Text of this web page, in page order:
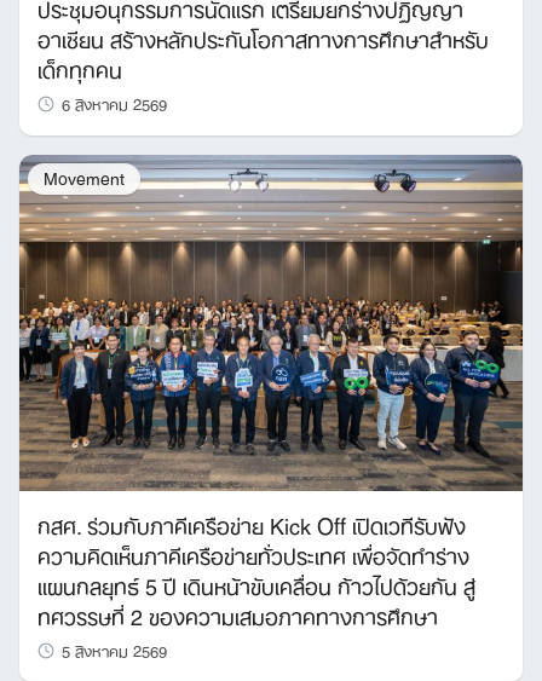
อาเซียน สร้างหลักประกันโอกาสทางการศึกษาสำหรับ
เด็กทุกคน
6 สิงหาคม 2569
Movement
กสศ. ร่วมกับภาคีเครือข่าย Kick Off เปิดเวทีรับฟัง
ความคิดเห็นภาคีเครือข่ายทั่วประเทศ เพื่อจัดทำร่าง
แผนกลยุทธ์ 5 ปี เดินหน้าขับเคลื่อน ก้าวไปด้วยกัน สู่
ทศวรรษที่ 2 ของความเสมอภาคทางการศึกษา
5 สิงหาคม 2569